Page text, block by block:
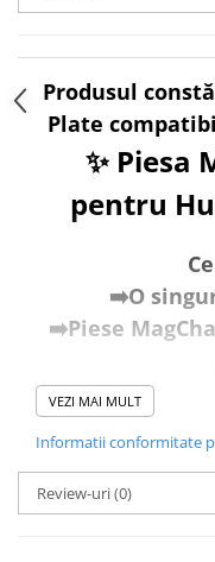
Produsul
Plate
✨ Piesa
pentru
➡️O
➡️Piese
Cum
MagChange
husa
VEZI MAI MULT
Informatii conformitate
Review-uri(0)